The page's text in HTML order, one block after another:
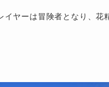
ヤーは冒険者となり、花